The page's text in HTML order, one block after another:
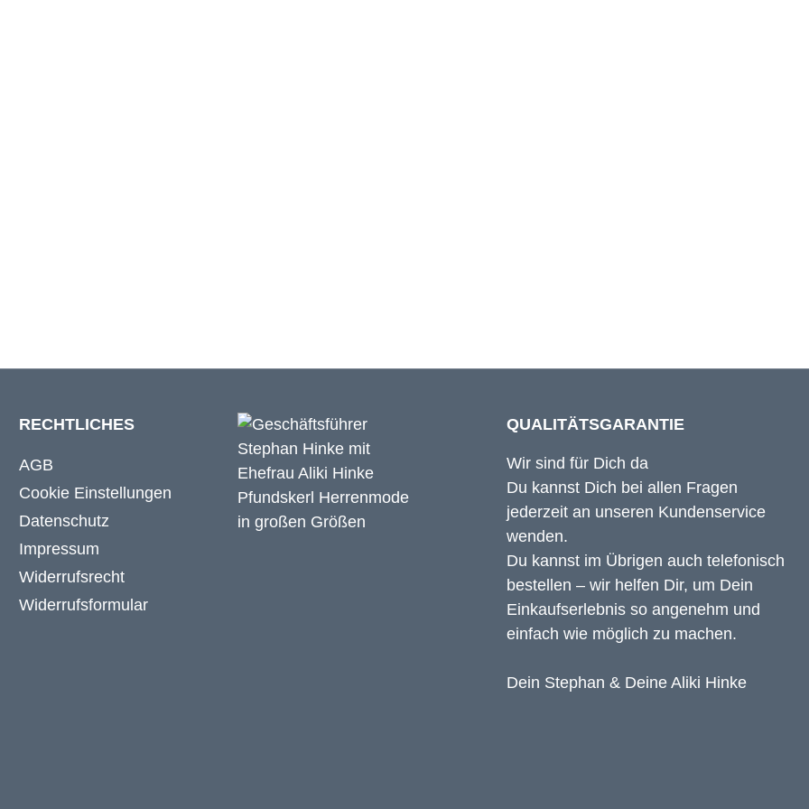
RECHTLICHES
AGB
Cookie Einstellungen
Datenschutz
Impressum
Widerrufsrecht
Widerrufsformular
QUALITÄTSGARANTIE
Wir sind für Dich da
Du kannst Dich bei allen Fragen
jederzeit an unseren Kundenservice
wenden.
Du kannst im Übrigen auch telefonisch
bestellen – wir helfen Dir, um Dein
Einkaufserlebnis so angenehm und
einfach wie möglich zu machen.
Dein Stephan & Deine Aliki Hinke